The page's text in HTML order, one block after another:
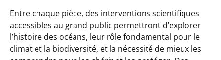
Entre chaque pièce, des interventions scientifiques
accessibles au grand public permettront d’explorer
l’histoire des océans, leur rôle fondamental pour le
climat et la biodiversité, et la nécessité de mieux les